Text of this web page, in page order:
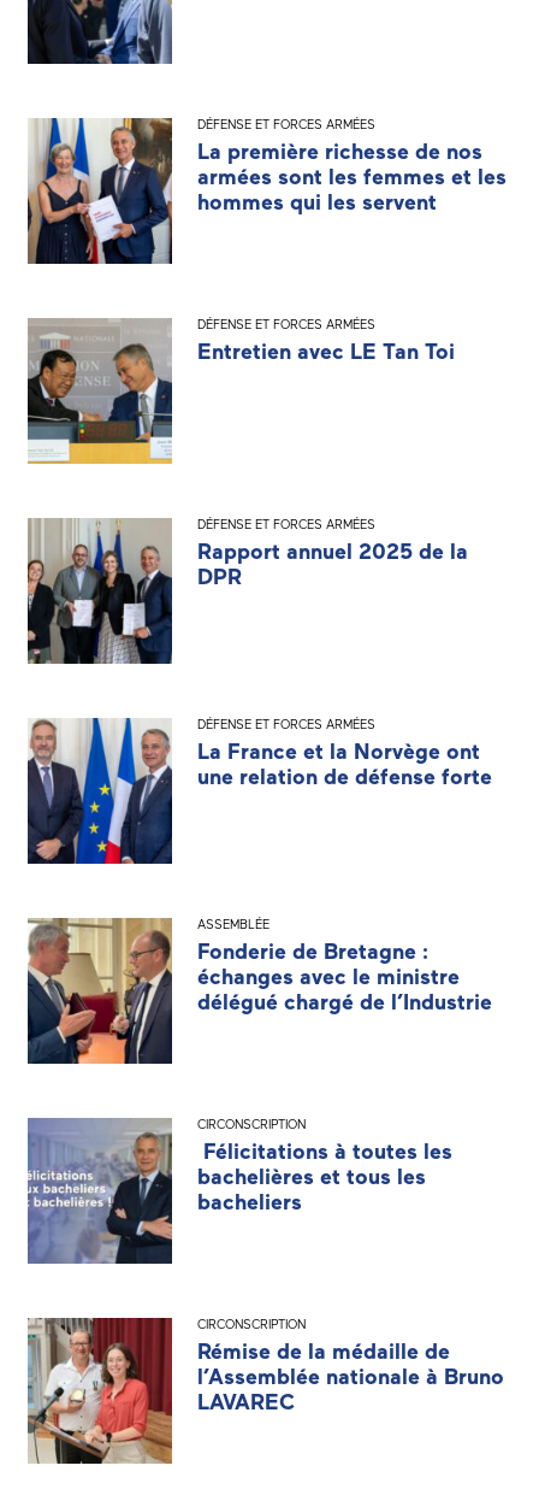
DÉFENSE ET FORCES ARMÉES
La première richesse de nos
armées sont les femmes et les
hommes qui les servent
DÉFENSE ET FORCES ARMÉES
Entretien avec LE Tan Toi
DÉFENSE ET FORCES ARMÉES
Rapport annuel 2025 de la
DPR
DÉFENSE ET FORCES ARMÉES
La France et la Norvège ont
une relation de défense forte
ASSEMBLÉE
Fonderie de Bretagne :
échanges avec le ministre
délégué chargé de l’Industrie
CIRCONSCRIPTION
Félicitations à toutes les
bachelières et tous les
bacheliers
CIRCONSCRIPTION
Rémise de la médaille de
l’Assemblée nationale à Bruno
LAVAREC